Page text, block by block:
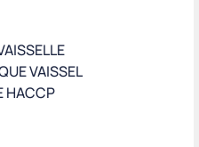
VAISSEL
HACCP